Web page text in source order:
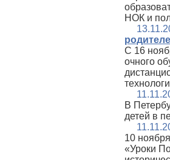
НОК и
С 16
очного
В
детей в
10
«Уроки